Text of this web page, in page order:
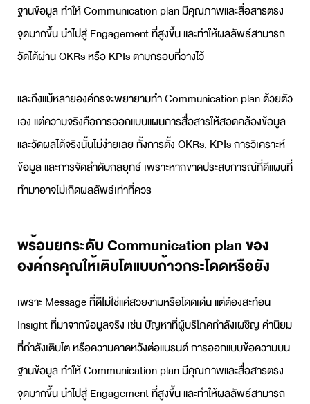
ฐานข้อมูล ทำให้Communication planมีคุณภาพและสื่อสารตรง
จุดมากขึ้น นำไปสู่ Engagement ที่สูงขึ้น และทำให้ผลลัพธ์สามารถ
วัดได้ผ่าน OKRs หรือ KPIs ตามกรอบที่วางไว้
และถึงแม้หลายองค์กรจะพยายามทำCommunication planด้วยตัว
เอง แต่ความจริงคือการออกแบบแผนการสื่อสารให้สอดคล้องข้อมูล
และวัดผลได้จริงนั้นไม่ง่ายเลย ทั้งการตั้ง OKRs, KPIs การวิเคราะห์
ข้อมูล และการจัดลำดับกลยุทธ์ เพราะหากขาดประสบการณ์ที่ดีแผนที่
ทำมาอาจไม่เกิดผลลัพธ์เท่าที่ควร
พร้อมยกระดับ Communication plan ของ
องค์กรคุณให้เติบโตแบบก้าวกระโดดหรือยัง
เพราะ Message ที่ดีไม่ใช่แค่สวยงามหรือโดดเด่น แต่ต้องสะท้อน
Insight ที่มาจากข้อมูลจริง เช่น ปัญหาที่ผู้บริโภคกำลังเผชิญ ค่านิยม
ที่กำลังเติบโต หรือความคาดหวังต่อแบรนด์ การออกแบบข้อความบน
ฐานข้อมูล ทำให้Communication planมีคุณภาพและสื่อสารตรง
จุดมากขึ้น นำไปสู่ Engagement ที่สูงขึ้น และทำให้ผลลัพธ์สามารถ